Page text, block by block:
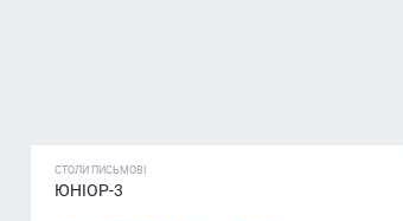
СТОЛИ ПИСЬМОВІ
ЮНІОР-3